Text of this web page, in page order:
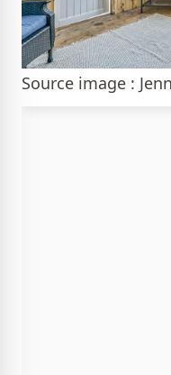
Source image :